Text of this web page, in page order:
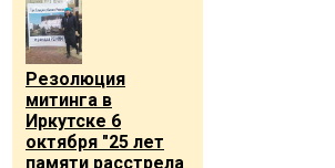
Резолюция
митинга в
Иркутске 6
октября "25 лет
памяти расстрела